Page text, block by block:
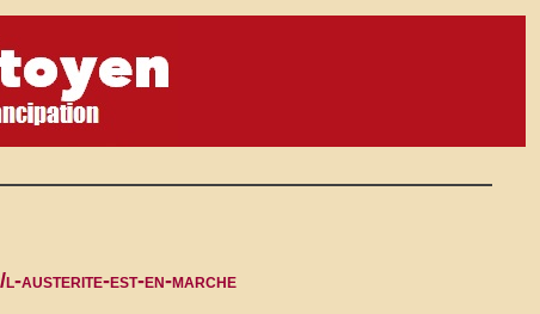
austerite-est-en-marche